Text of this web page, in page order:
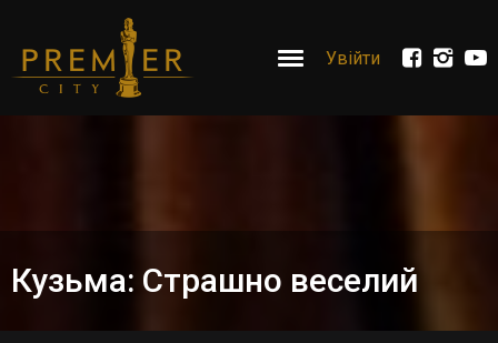
Увійти
Кузьма: Страшно веселий